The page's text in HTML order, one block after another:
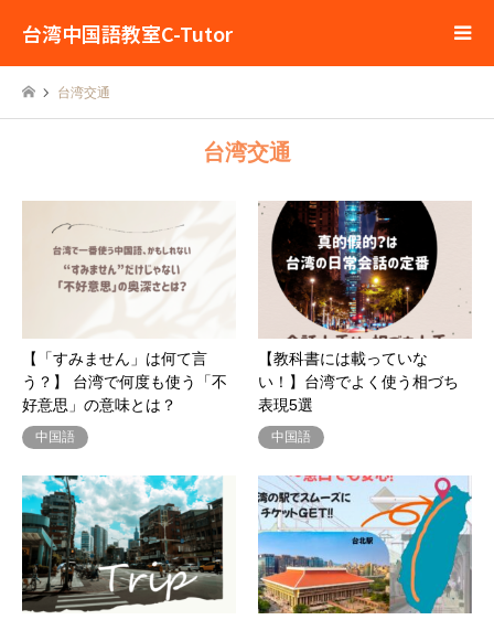
台湾中国語教室C-Tutor
台湾交通
台湾交通
【「すみません」は何て言
う？】 台湾で何度も使う「不
好意思」の意味とは？
中国語
【教科書には載っていな
い！】台湾でよく使う相づち
表現5選
中国語